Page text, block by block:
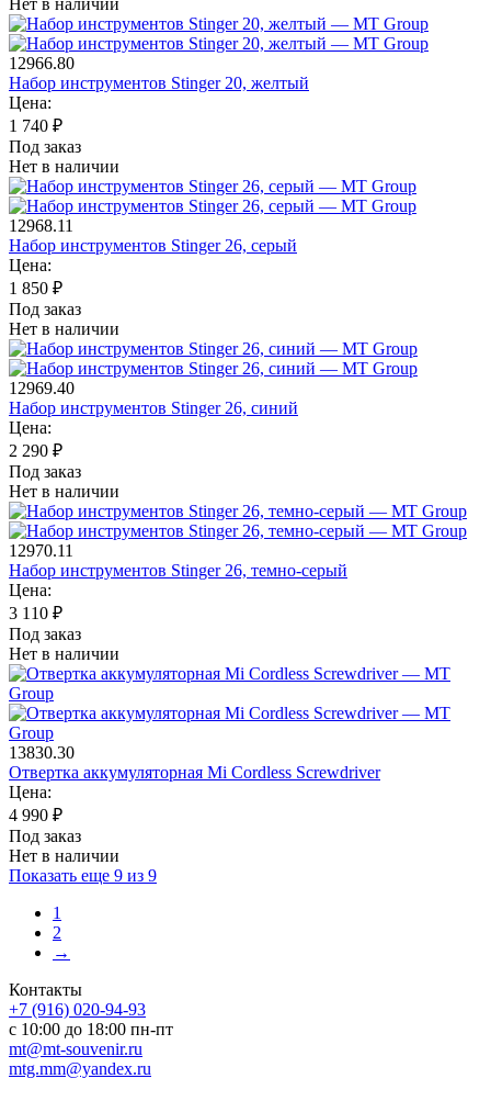
12966.80
Набор инструментов Stinger 20, желтый
Цена:
1 740 ₽
Под заказ
Нет в наличии
12968.11
Набор инструментов Stinger 26, серый
Цена:
1 850 ₽
Под заказ
Нет в наличии
12969.40
Набор инструментов Stinger 26, синий
Цена:
2 290 ₽
Под заказ
Нет в наличии
12970.11
Набор инструментов Stinger 26, темно-серый
Цена:
3 110 ₽
Под заказ
Нет в наличии
13830.30
Отвертка аккумуляторная Mi Cordless Screwdriver
Цена:
4 990 ₽
Под заказ
Нет в наличии
Показать еще 9 из 9
1
2
→
Контакты
+7 (916) 020-94-93
с 10:00 до 18:00 пн-пт
mt@mt-souvenir.ru
mtg.mm@yandex.ru